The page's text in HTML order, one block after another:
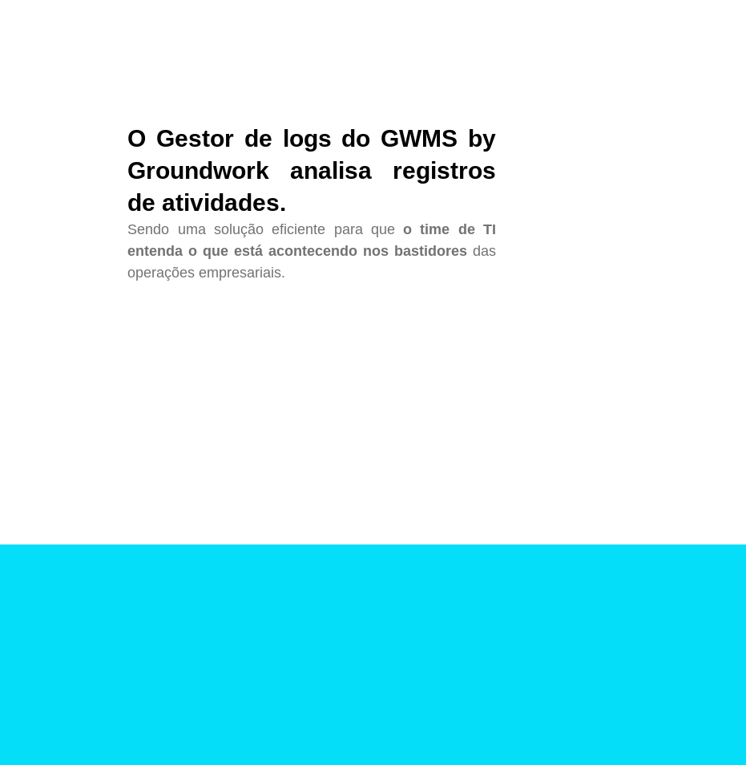
O Gestor de logs do GWMS by
Groundworkanalisa registros
de atividades.
Sendo uma solução eficiente para queo time de TI
entenda o que está acontecendo nos bastidores das
operações empresariais.